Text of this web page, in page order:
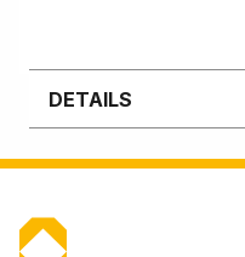
DETAILS